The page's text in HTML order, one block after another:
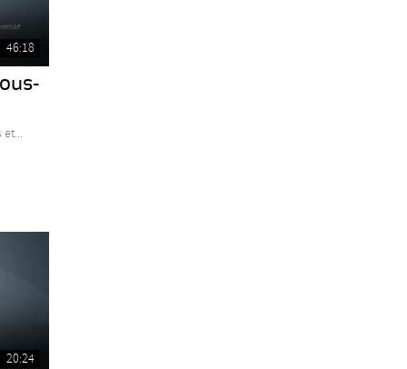
46:18
et...
20:24